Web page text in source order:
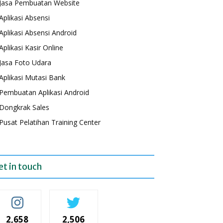
Pembuatan Website
Absensi
Absensi Android
Kasir Online
Foto Udara
Mutasi Bank
Aplikasi Android
Sales
Pelatihan Training Center
in touch
2,658 2,506